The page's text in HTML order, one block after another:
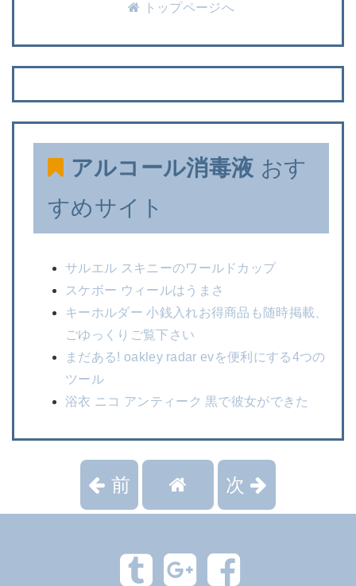
トップページへ
アルコール消毒液 おす
すめサイト
サルエル スキニーのワールドカップ
スケボー ウィールはうまさ
キーホルダー 小銭入れお得商品も随時掲載、
ごゆっくりご覧下さい
まだある! oakley radar evを便利にする4つの
ツール
浴衣 ニコ アンティーク 黒で彼女ができた
前 次